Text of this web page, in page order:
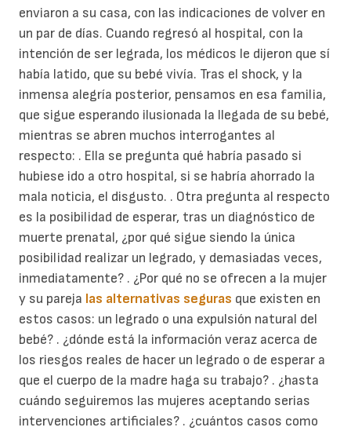
enviaron a su casa, con las indicaciones de volver en
un par de días. Cuando regresó al hospital, con la
intención de ser legrada, los médicos le dijeron que sí
había latido, que su bebé vivía. Tras el shock, y la
inmensa alegría posterior, pensamos en esa familia,
que sigue esperando ilusionada la llegada de su bebé,
mientras se abren muchos interrogantes al
respecto: . Ella se pregunta qué habría pasado si
hubiese ido a otro hospital, si se habría ahorrado la
mala noticia, el disgusto. . Otra pregunta al respecto
es la posibilidad de esperar, tras un diagnóstico de
muerte prenatal, ¿por qué sigue siendo la única
posibilidad realizar un legrado, y demasiadas veces,
inmediatamente? . ¿Por qué no se ofrecen a la mujer
y su pareja las alternativas seguras que existen en
estos casos: un legrado o una expulsión natural del
bebé? . ¿dónde está la información veraz acerca de
los riesgos reales de hacer un legrado o de esperar a
que el cuerpo de la madre haga su trabajo? . ¿hasta
cuándo seguiremos las mujeres aceptando serias
intervenciones artificiales? . ¿cuántos casos como